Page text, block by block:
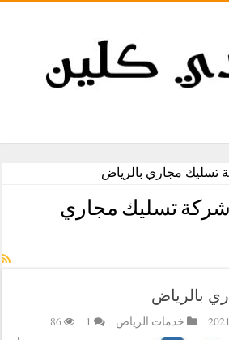
تسليك مجاري بالرياض
شركة تسليك مجاري
بالرياض
خدمات الرياض 1
86